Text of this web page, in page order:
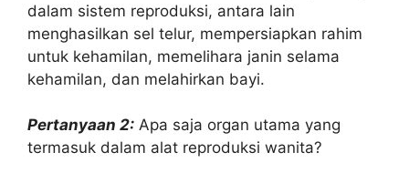
dalam sistem reproduksi, antara lain
menghasilkan sel telur, mempersiapkan rahim
untuk kehamilan, memelihara janin selama
kehamilan, dan melahirkan bayi.
Pertanyaan 2: Apa saja organ utama yang
termasuk dalam alat reproduksi wanita?